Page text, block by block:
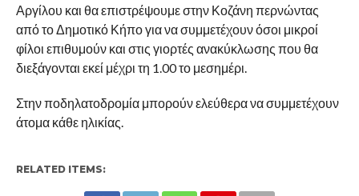
Αργίλου και θα επιστρέψουμε στην Κοζάνη περνώντας
από το Δημοτικό Κήπο για να συμμετέχουν όσοι μικροί
φίλοι επιθυμούν και στις γιορτές ανακύκλωσης που θα
διεξάγονται εκεί μέχρι τη 1.00 το μεσημέρι.
Στην ποδηλατοδρομία μπορούν ελεύθερα να συμμετέχουν
άτομα κάθε ηλικίας.
RELATED ITEMS: